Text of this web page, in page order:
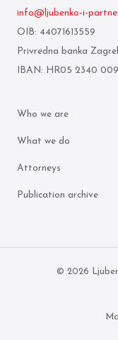
info@ljubenko-i-
OIB: 44071613559
Privredna banka
IBAN: HR05 2340
Who we are
What we do
Attorneys
Publication archive
© 2026